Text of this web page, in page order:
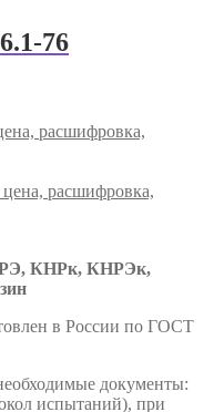
76
КНРк, КНРЭк,
в России по ГОСТ
документы:
испытаний), при